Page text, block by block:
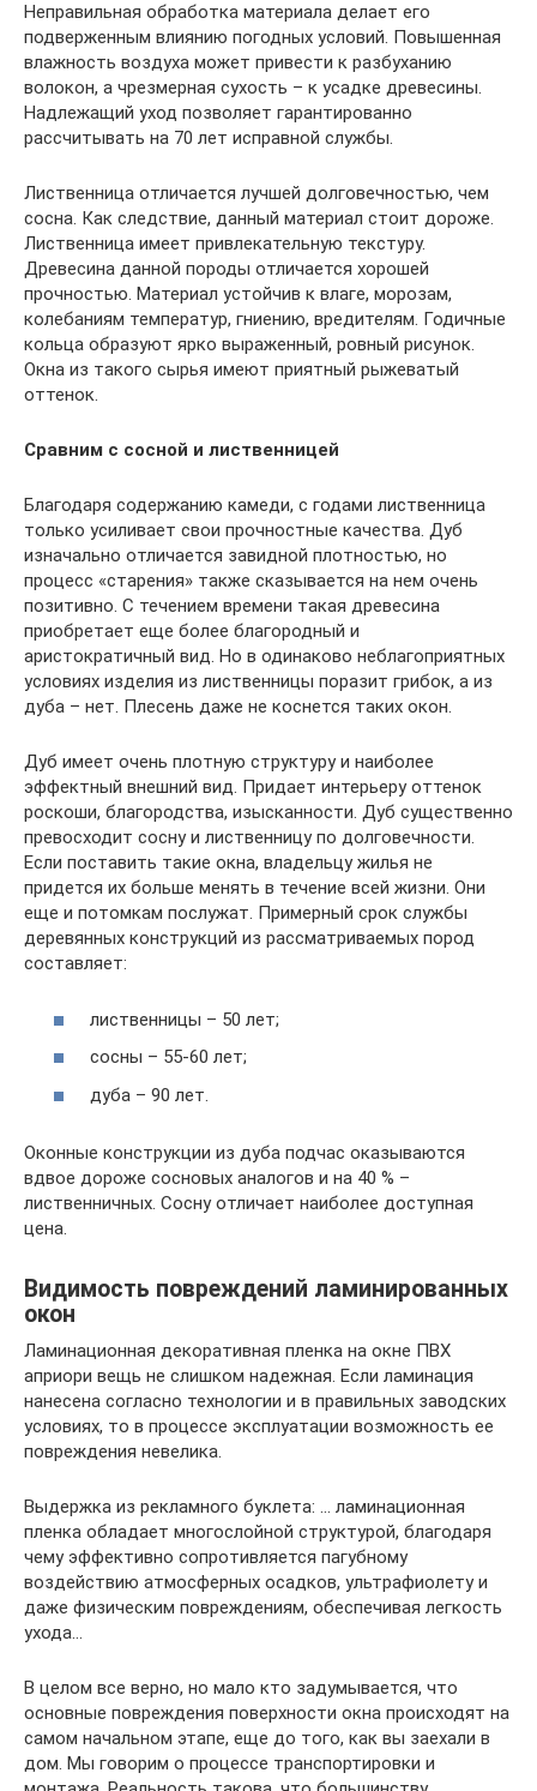
Неправильная обработка материала делает его
подверженным влиянию погодных условий. Повышенная
влажность воздуха может привести к разбуханию
волокон, а чрезмерная сухость – к усадке древесины.
Надлежащий уход позволяет гарантированно
рассчитывать на 70 лет исправной службы.
Лиственница отличается лучшей долговечностью, чем
сосна. Как следствие, данный материал стоит дороже.
Лиственница имеет привлекательную текстуру.
Древесина данной породы отличается хорошей
прочностью. Материал устойчив к влаге, морозам,
колебаниям температур, гниению, вредителям. Годичные
кольца образуют ярко выраженный, ровный рисунок.
Окна из такого сырья имеют приятный рыжеватый
оттенок.
Сравним с сосной и лиственницей
Благодаря содержанию камеди, с годами лиственница
только усиливает свои прочностные качества. Дуб
изначально отличается завидной плотностью, но
процесс «старения» также сказывается на нем очень
позитивно. С течением времени такая древесина
приобретает еще более благородный и
аристократичный вид. Но в одинаково неблагоприятных
условиях изделия из лиственницы поразит грибок, а из
дуба – нет. Плесень даже не коснется таких окон.
Дуб имеет очень плотную структуру и наиболее
эффектный внешний вид. Придает интерьеру оттенок
роскоши, благородства, изысканности. Дуб существенно
превосходит сосну и лиственницу по долговечности.
Если поставить такие окна, владельцу жилья не
придется их больше менять в течение всей жизни. Они
еще и потомкам послужат. Примерный срок службы
деревянных конструкций из рассматриваемых пород
составляет:
лиственницы – 50 лет;
сосны – 55-60 лет;
дуба – 90 лет.
Оконные конструкции из дуба подчас оказываются
вдвое дороже сосновых аналогов и на 40 % –
лиственничных. Сосну отличает наиболее доступная
цена.
Видимость повреждений ламинированных
окон
Ламинационная декоративная пленка на окне ПВХ
априори вещь не слишком надежная. Если ламинация
нанесена согласно технологии и в правильных заводских
условиях, то в процессе эксплуатации возможность ее
повреждения невелика.
Выдержка из рекламного буклета: … ламинационная
пленка обладает многослойной структурой, благодаря
чему эффективно сопротивляется пагубному
воздействию атмосферных осадков, ультрафиолету и
даже физическим повреждениям, обеспечивая легкость
ухода…
В целом все верно, но мало кто задумывается, что
основные повреждения поверхности окна происходят на
самом начальном этапе, еще до того, как вы заехали в
дом. Мы говорим о процессе транспортировки и